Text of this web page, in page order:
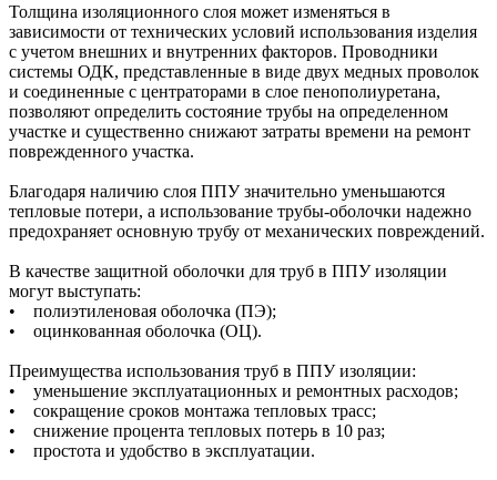
Толщина изоляционного слоя может изменяться в
зависимости от технических условий использования изделия
с учетом внешних и внутренних факторов. Проводники
системы ОДК, представленные в виде двух медных проволок
и соединенные с центраторами в слое пенополиуретана,
позволяют определить состояние трубы на определенном
участке и существенно снижают затраты времени на ремонт
поврежденного участка.
Благодаря наличию слоя ППУ значительно уменьшаются
тепловые потери, а использование трубы-оболочки надежно
предохраняет основную трубу от механических повреждений.
В качестве защитной оболочки для труб в ППУ изоляции
могут выступать:
• полиэтиленовая оболочка (ПЭ);
• оцинкованная оболочка (ОЦ).
Преимущества использования труб в ППУ изоляции:
• уменьшение эксплуатационных и ремонтных расходов;
• сокращение сроков монтажа тепловых трасс;
• снижение процента тепловых потерь в 10 раз;
• простота и удобство в эксплуатации.